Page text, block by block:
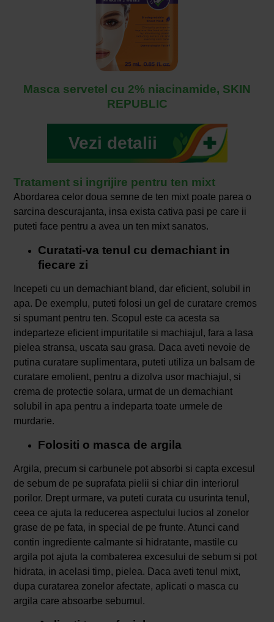
Masca servetel cu 2% niacinamide, SKIN
REPUBLIC
Vezi detalii
Tratament si ingrijire pentru ten mixt
Abordarea celor doua semne de ten mixt poate parea o
sarcina descurajanta, insa exista cativa pasi pe care ii
puteti face pentru a avea un ten mixt sanatos.
Curatati-va tenul cu demachiant in
fiecare zi
Incepeti cu un demachiant bland, dar eficient, solubil in
apa. De exemplu, puteti folosi un gel de curatare cremos
si spumant pentru ten. Scopul este ca acesta sa
indeparteze eficient impuritatile si machiajul, fara a lasa
pielea stransa, uscata sau grasa. Daca aveti nevoie de
putina curatare suplimentara, puteti utiliza un balsam de
curatare emolient, pentru a dizolva usor machiajul, si
crema de protectie solara, urmat de un demachiant
solubil in apa pentru a indeparta toate urmele de
murdarie.
Folositi o masca de argila
Argila, precum si carbunele pot absorbi si capta excesul
de sebum de pe suprafata pielii si chiar din interiorul
porilor. Drept urmare, va puteti curata cu usurinta tenul,
ceea ce ajuta la reducerea aspectului lucios al zonelor
grase de pe fata, in special de pe frunte. Atunci cand
contin ingrediente calmante si hidratante, mastile cu
argila pot ajuta la combaterea excesului de sebum si pot
hidrata, in acelasi timp, pielea. Daca aveti tenul mixt,
dupa curatarea zonelor afectate, aplicati o masca cu
argila care absoarbe sebumul.